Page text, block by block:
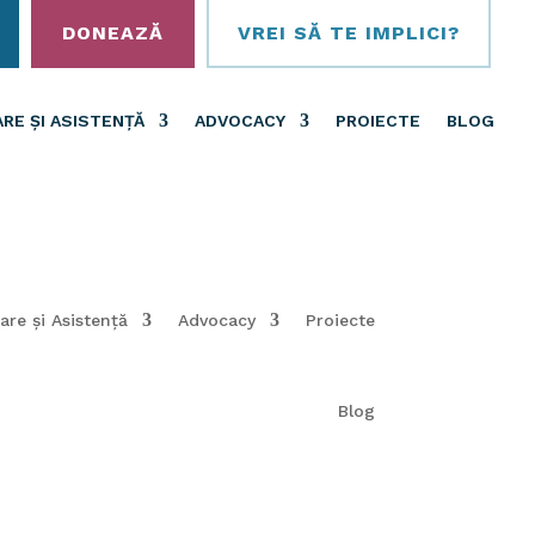
DONEAZĂ VREI SĂ TE IMPLICI?
ȘI ASISTENȚĂ ADVOCACY PROIECTE BLOG
și Asistență Advocacy Proiecte
Blog